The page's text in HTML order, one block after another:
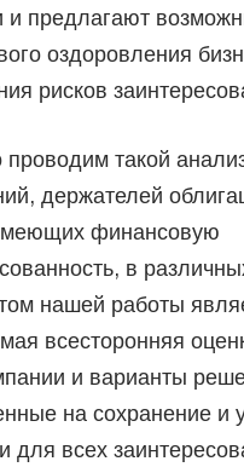
и предлагают
оздоровления
рисков
такой
держателей
финансовую
в
нашей работы
всесторонняя
и варианты
на сохранение и
для всех